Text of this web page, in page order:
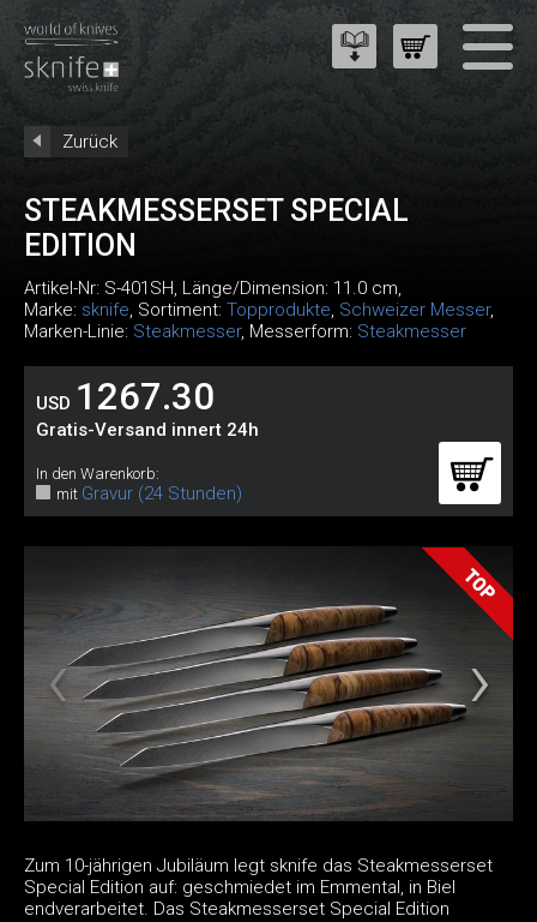
Zurück
STEAKMESSERSET SPECIAL
EDITION
Artikel-Nr: S-401SH, Länge/Dimension: 11.0 cm,
Marke: sknife, Sortiment: Topprodukte, Schweizer Messer,
Marken-Linie: Steakmesser, Messerform: Steakmesser
USD 1267.30
Gratis-Versand innert 24h
In den Warenkorb:
mit Gravur (24 Stunden)
Zum 10-jährigen Jubiläum legt sknife das Steakmesserset
Special Edition auf: geschmiedet im Emmental, in Biel
endverarbeitet. Das Steakmesserset Special Edition